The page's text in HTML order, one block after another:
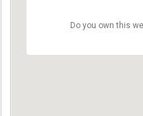
Do you own this